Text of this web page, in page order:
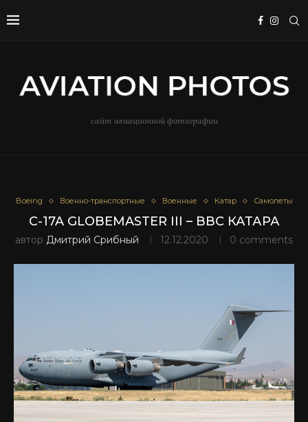
сайт авиационной фотографии
Boeing Военно-транспортные Военные Катар Самолеты
C-17A GLOBEMASTER III – ВВС КАТАРА
автор Дмитрий Срибный 12.12.2020 0 comments